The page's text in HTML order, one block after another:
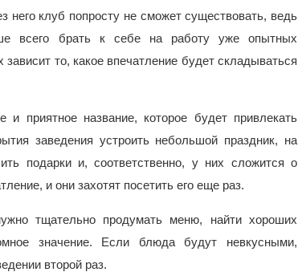
него клуб попросту не сможет существовать, ведь
всего брать к себе на работу уже опытных
то, какое впечатление будет складываться
и приятное название, которое будет привлекать
заведения устроить небольшой праздник, на
подарки и, соответственно, у них сложится о
и они захотят посетить его еще раз.
тщательно продумать меню, найти хороших
значение. Если блюда будут невкусными,
второй раз.